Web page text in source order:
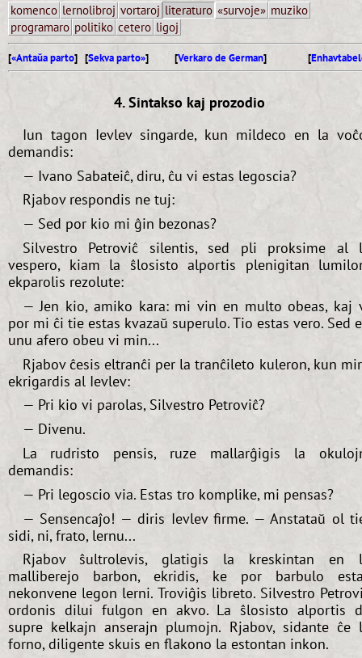
komenco lernolibroj vortaroj literaturo «survoje» muziko
programaro politiko cetero ligoj
[«Antaŭa parto] [Sekva parto»] [Verkaro de German] [
4. Sintakso kaj prozodio
Iun tagon Ievlev singarde, kun mildeco en la
demandis:
— Ivano Sabateiĉ, diru, ĉu vi estas legoscia?
Rjabov respondis ne tuj:
— Sed por kio mi ĝin bezonas?
Silvestro Petroviĉ silentis, sed pli proksime al
vespero, kiam la ŝlosisto alportis plenigitan
ekparolis rezolute:
— Jen kio, amiko kara: mi vin en multo obeas, kaj
por mi ĉi tie estas kvazaŭ superulo. Tio estas vero. Sed
unu afero obeu vi min...
Rjabov ĉesis eltranĉi per la tranĉileto kuleron, kun
ekrigardis al Ievlev:
— Pri kio vi parolas, Silvestro Petroviĉ?
— Divenu.
La rudristo pensis, ruze mallarĝigis la
demandis:
— Pri legoscio via. Estas tro komplike, mi pensas?
— Sensencaĵo! — diris Ievlev firme. — Anstataŭ ol
sidi, ni, frato, lernu...
Rjabov ŝultrolevis, glatigis la kreskintan en
malliberejo barbon, ekridis, ke por barbulo
nekonvene legon lerni. Troviĝis libreto. Silvestro
ordonis dilui fulgon en akvo. La ŝlosisto alportis
supre kelkajn anserajn plumojn. Rjabov, sidante ĉe
forno, diligente skuis en flakono la estontan inkon.